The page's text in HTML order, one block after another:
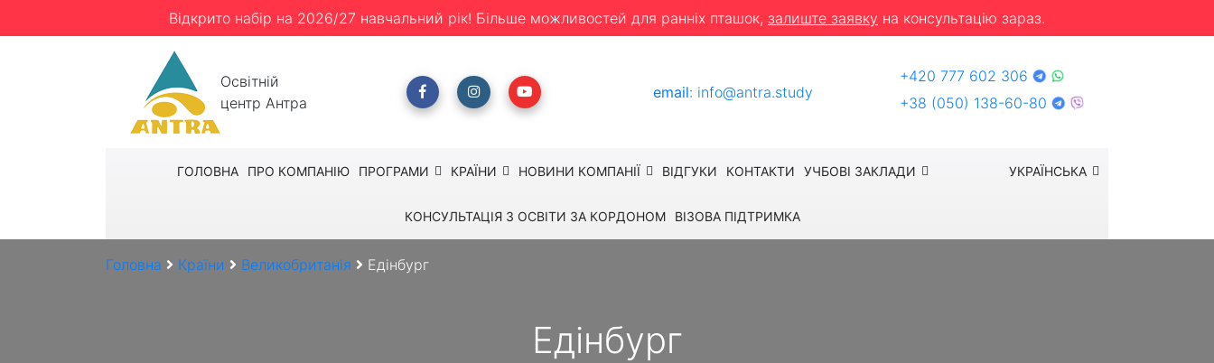
Відкрито набір на 2026/27 навчальний рік! Більше можливостей для ранніх пташок, залиште заявку на консультацію зараз.
Освітній
центр Антра
email: info@antra.study
+420 777 602 306
+38 (050) 138-60-80
ГОЛОВНА ПРО КОМПАНІЮ ПРОГРАМИ УКРАЇНСЬКА
КРАЇНИ НОВИНИ КОМПАНІЇ ВІДГУКИ КОНТАКТИ УЧБОВІ ЗАКЛАДИ
КОНСУЛЬТАЦІЯ З ОСВІТИ ЗА КОРДОНОМ ВІЗОВА ПІДТРИМКА
Головна Країни Великобританія Едінбург
Едінбург